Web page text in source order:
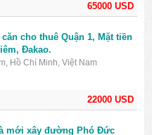
65000 USD
22000 USD
cho thuê Quận 1, Mặt tiền
Đakao.
Hồ Chí Minh, Việt Nam
mới xây đường Phó Đức